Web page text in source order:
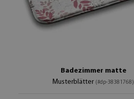
Badezimmer matte
Musterblätter (#dp-38381768)